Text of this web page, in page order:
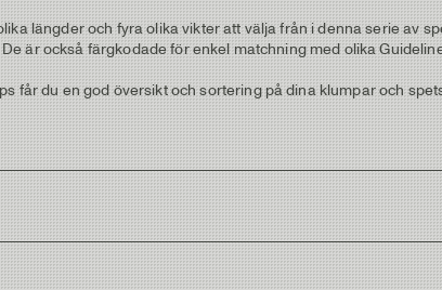
längder och fyra olika vikter att välja från i denna serie av
är också färgkodade för enkel matchning med olika
får du en god översikt och sortering på dina klumpar och